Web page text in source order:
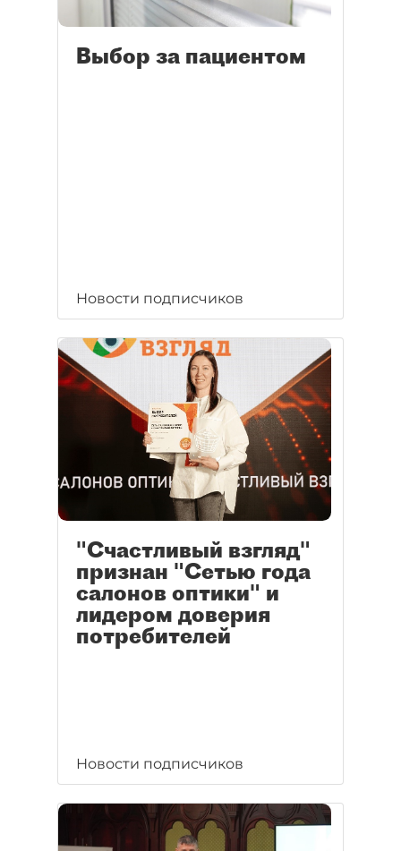
Выбор за пациентом
Новости подписчиков
"Счастливый взгляд"
признан "Сетью года
салонов оптики" и
лидером доверия
потребителей
Новости подписчиков